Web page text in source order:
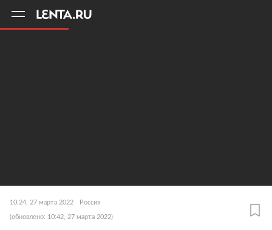
10:24, 27 марта 2022 Россия
(обновлено: 10:42, 27 марта 2022)